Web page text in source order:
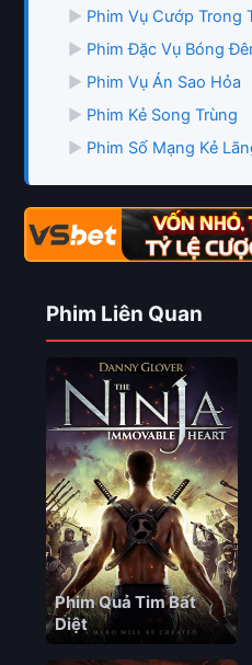
▶ Phim Vụ Cướp Trong
▶ Phim Đặc Vụ Bóng
▶ Phim Vụ Án Sao Hỏa
▶ Phim Kẻ Song Trùng
▶ Phim Số Mạng Kẻ
Phim Liên Quan
Phim Quả Tim Bất
Diệt